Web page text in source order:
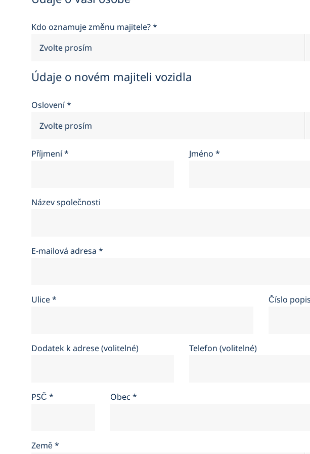
Firma
Kdo oznamuje změnu majitele?*
Údaje o novém majiteli vozidla
Oslovení*
Příjmení* Jméno*
Název společnosti
E-mailová adresa *
Ulice* Číslo
Dodatek k adrese (volitelné) Telefon (volitelné)
PSČ * Obec*
Země*